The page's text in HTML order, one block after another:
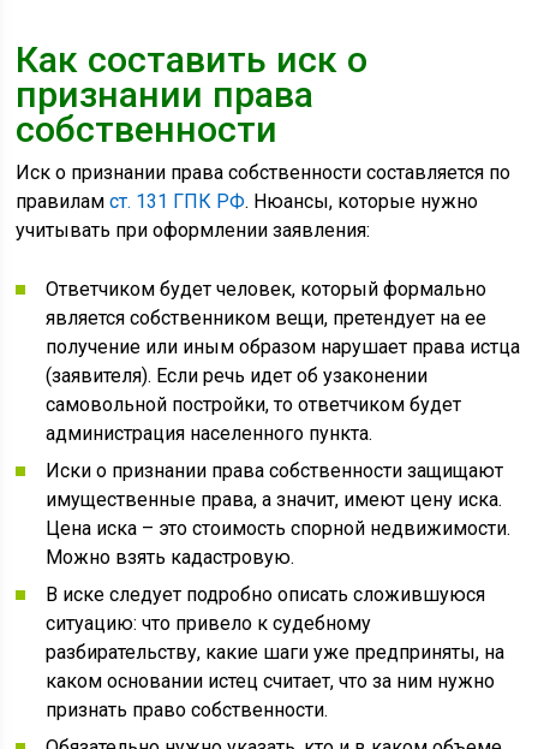
Как составить иск о
признании права
собственности
Иск о признании права собственности составляется по
правиламст. 131 ГПК РФ. Нюансы, которые нужно
учитывать при оформлении заявления:
Ответчиком будет человек, который формально
является собственником вещи, претендует на ее
получение или иным образом нарушает права истца
(заявителя). Если речь идет об узаконении
самовольной постройки, то ответчиком будет
администрация населенного пункта.
Иски о признании права собственности защищают
имущественные права, а значит, имеют цену иска.
Цена иска – это стоимость спорной недвижимости.
Можно взять кадастровую.
В иске следует подробно описать сложившуюся
ситуацию: что привело к судебному
разбирательству, какие шаги уже предприняты, на
каком основании истец считает, что за ним нужно
признать право собственности.